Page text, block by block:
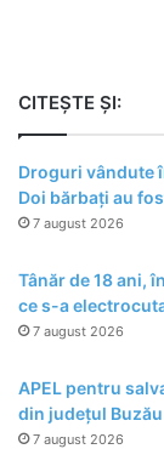
CITEȘTE ȘI:
Droguri vândute
Doi bărbați au
7 august 2026
Tânăr de 18 ani,
ce s-a
7 august 2026
APEL pentru
din județul Buzău
7 august 2026